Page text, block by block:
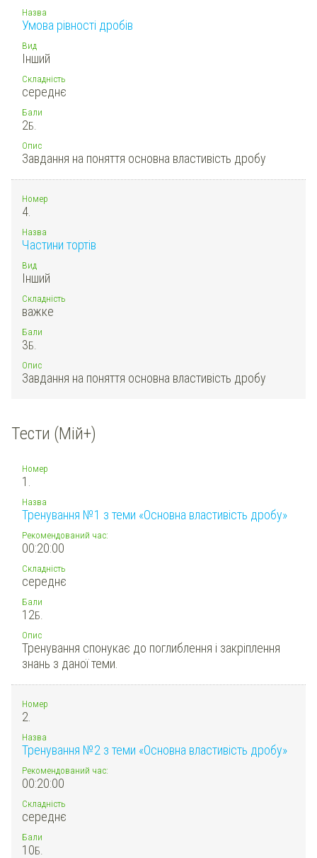
Назва
Умова рівності дробів
Вид
Інший
Складність
середнє
Бали
2Б.
Опис
Завдання на поняття основна властивість дробу
Номер
4.
Назва
Частини тортів
Вид
Інший
Складність
важке
Бали
3Б.
Опис
Завдання на поняття основна властивість дробу
Тести (Мій+)
Номер
1.
Назва
Тренування №1 з теми «Основна властивість дробу»
Рекомендований час:
00:20:00
Складність
середнє
Бали
12Б.
Опис
Тренування спонукає до поглиблення і закріплення
знань з даної теми.
Номер
2.
Назва
Тренування №2 з теми «Основна властивість дробу»
Рекомендований час:
00:20:00
Складність
середнє
Бали
10Б.